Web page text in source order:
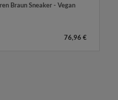
Braun Sneaker - Vegan
76,96 €